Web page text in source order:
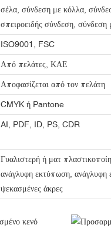
σέλα, σύνδεση με κόλλα,
σπειροειδής σύνδεση, σύνδεση
ISO9001, FSC
Από πελάτες, ΚΑΕ
Αποφασίζεται από τον πελάτη
CMYK ή Pantone
AI, PDF, ID, PS, CDR
Γυαλιστερή ή ματ
ανάγλυφη εκτύπωση, ανάγλυφη
ψεκασμένες άκρες